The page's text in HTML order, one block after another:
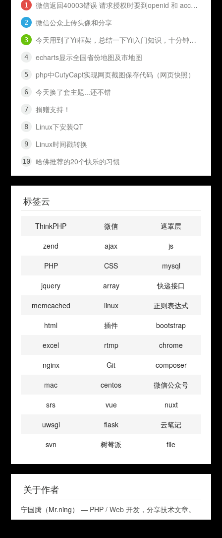
微信返回40003错误 请求授权时要到openid 和 access_token
微信公众上传头像和分享
今天用到了Yii框架，总结一下Yii入门知识，十分钟入门Yii
echarts显示全国省份地图及市地图
php中CutyCapt实现网页截图保存代码（网页快照）
今天换了套主题...还不错
捐赠支持！
Linux下安装QT
Linux时间戳转换
哈佛推荐的20个快乐的习惯
标签云
ThinkPHP 微信
遮罩层
zend
ajax
js
PHP
CSS
mysql
jquery
array
快递接口
memcached
linux
正则表达式
html
插件
bootstrap
excel
rtmp
chrome
nginx
Git
composer
mac
centos
微信公众号
srs
vue
nuxt
uwsgi
flask
云笔记
svn
树莓派 file
关于作者
宁国腾（Mr.ning） — PHP / Web 开发，分享技术文章。